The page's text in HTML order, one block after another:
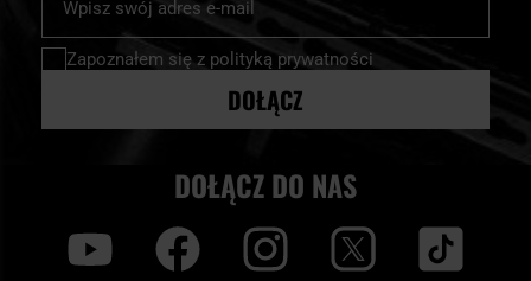
nasz
newsletter:
Zapoznałem się z polityką prywatności
DOŁĄCZ
DOŁĄCZ DO NAS